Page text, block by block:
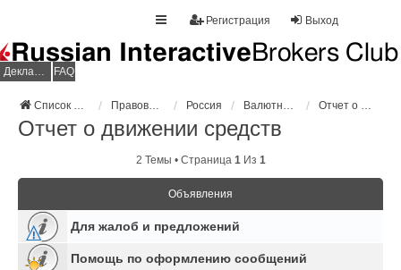
Выход
Регистрация
Декларация НДФЛ FAQ
Список форумов Правовое регулирование Россия Валютный контроль Отчет о движении средств
Отчет о движении средств
2 Темы • Страница 1Из 1
Объявления
Для жалоб и предложений
Помощь по оформлению сообщений